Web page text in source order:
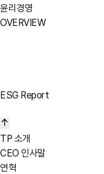
윤리경영
OVERVIEW
ESG Report
TP 소개
CEO 인사말
연혁